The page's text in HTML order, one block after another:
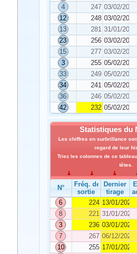
4
247 03/02/2024
12
248 03/02/2024
13
281 31/01/2024
23
256 03/02/2024
15
277 03/02/2024
3
255 05/02/2024
33
249 05/02/2024
34
241 05/02/2024
36
246 05/02/2024
42
232 05/02/2024
Statistiques du
Les chiffres en surbrillance
regard de leur
Triez les colonnes de ce
têtes.
N°
Fréq. de
sortie
Dernier
tirage
6
224 13/01/2024
8
221 31/01/2024
3
236 03/01/2024
7
267 06/12/2023
10
255 17/01/2024